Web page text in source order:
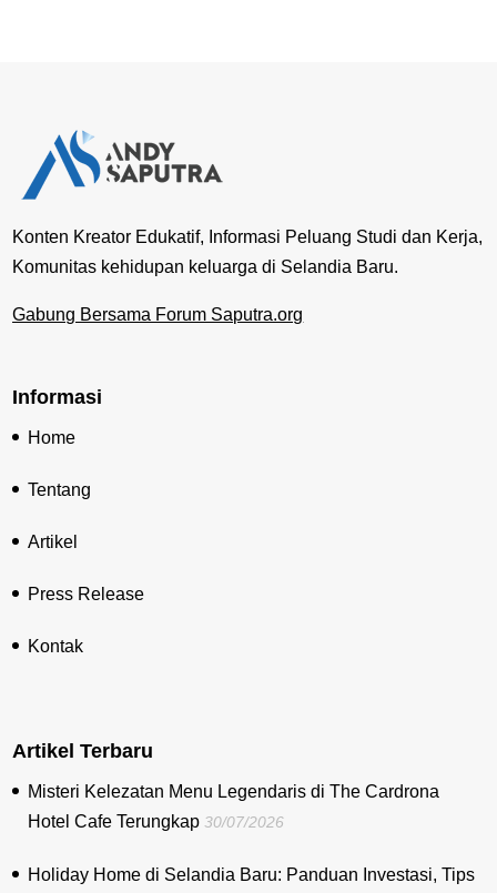
Konten Kreator Edukatif, Informasi Peluang Studi dan Kerja,
Komunitas kehidupan keluarga di Selandia Baru.
Gabung Bersama Forum Saputra.org
Informasi
Home
Tentang
Artikel
Press Release
Kontak
Artikel Terbaru
Misteri Kelezatan Menu Legendaris di The Cardrona
Hotel Cafe Terungkap 30/07/2026
Holiday Home di Selandia Baru: Panduan Investasi, Tips